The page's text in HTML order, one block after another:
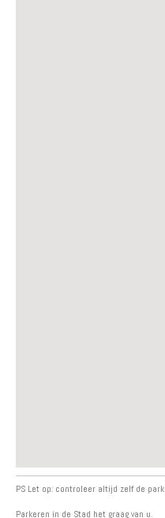
PS Let op: controleer altijd zelf de
Parkeren in de Stad het graag van u.